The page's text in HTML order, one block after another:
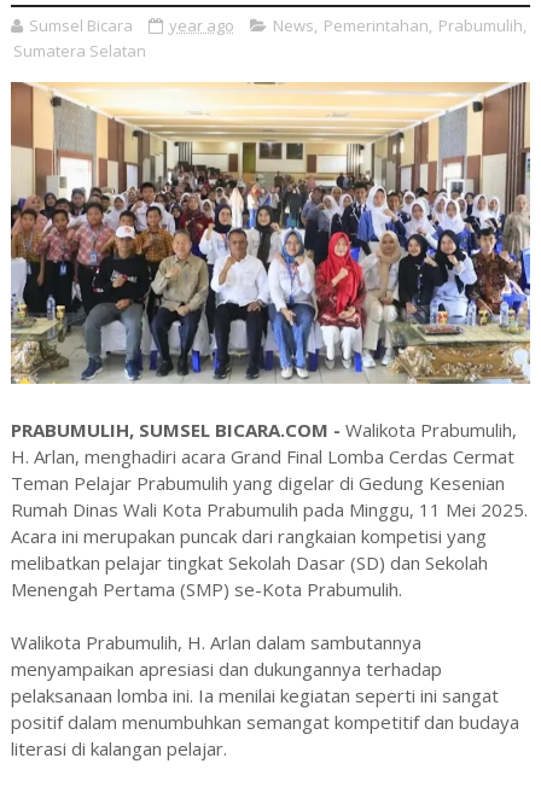
Sumsel Bicara year ago News, Pemerintahan, Prabumulih,
Sumatera Selatan
PRABUMULIH, SUMSEL BICARA.COM - Walikota Prabumulih,
H. Arlan, menghadiri acara Grand Final Lomba Cerdas Cermat
Teman Pelajar Prabumulih yang digelar di Gedung Kesenian
Rumah Dinas Wali Kota Prabumulih pada Minggu, 11 Mei 2025.
Acara ini merupakan puncak dari rangkaian kompetisi yang
melibatkan pelajar tingkat Sekolah Dasar (SD) dan Sekolah
Menengah Pertama (SMP) se-Kota Prabumulih.
Walikota Prabumulih, H. Arlan dalam sambutannya
menyampaikan apresiasi dan dukungannya terhadap
pelaksanaan lomba ini. Ia menilai kegiatan seperti ini sangat
positif dalam menumbuhkan semangat kompetitif dan budaya
literasi di kalangan pelajar.